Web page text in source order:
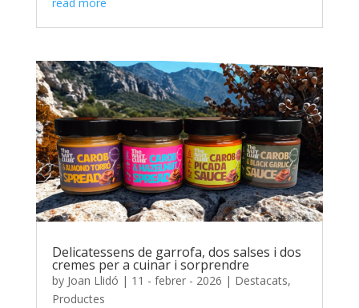
Delicatessens de garrofa, dos salses i dos
cremes per a cuinar i sorprendre
by Joan Llidó | 11 - febrer - 2026 | Destacats,
Productes